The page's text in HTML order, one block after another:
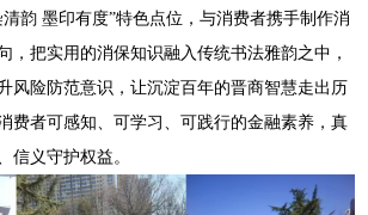
韵 墨印有度”特色点位，与消费者携手制作消
，把实用的消保知识融入传统书法雅韵之中，
风险防范意识，让沉淀百年的晋商智慧走出历
费者可感知、可学习、可践行的金融素养，真
信义守护权益。